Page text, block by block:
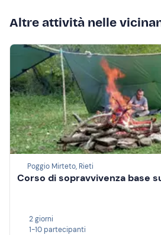
Altre attività nelle
Poggio Mirteto, Rieti
Corso di sopravvivenza base
2 giorni
1-10 partecipanti